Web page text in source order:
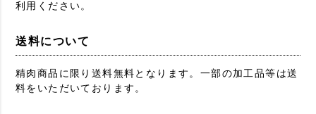
利用ください。
送料について
精肉商品に限り送料無料となります。一部の加工品等は送
料をいただいております。